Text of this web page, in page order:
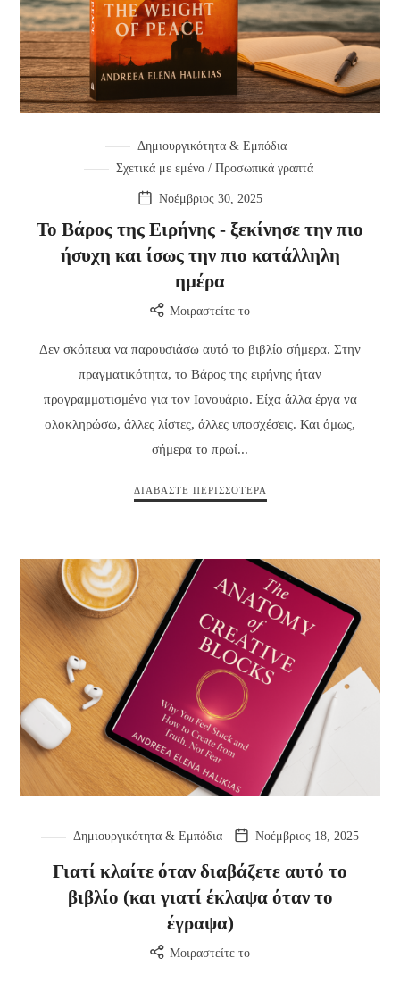
Δημιουργικότητα & Εμπόδια
Σχετικά με εμένα / Προσωπικά γραπτά
Νοέμβριος 30, 2025
Το Βάρος της Ειρήνης - ξεκίνησε την πιο
ήσυχη και ίσως την πιο κατάλληλη
ημέρα
Μοιραστείτε το
Δεν σκόπευα να παρουσιάσω αυτό το βιβλίο σήμερα. Στην
πραγματικότητα, το Βάρος της ειρήνης ήταν
προγραμματισμένο για τον Ιανουάριο. Είχα άλλα έργα να
ολοκληρώσω, άλλες λίστες, άλλες υποσχέσεις. Και όμως,
σήμερα το πρωί...
ΔΙΑΒΆΣΤΕ ΠΕΡΙΣΣΌΤΕΡΑ
Δημιουργικότητα & Εμπόδια Νοέμβριος 18, 2025
Γιατί κλαίτε όταν διαβάζετε αυτό το
βιβλίο (και γιατί έκλαψα όταν το
έγραψα)
Μοιραστείτε το